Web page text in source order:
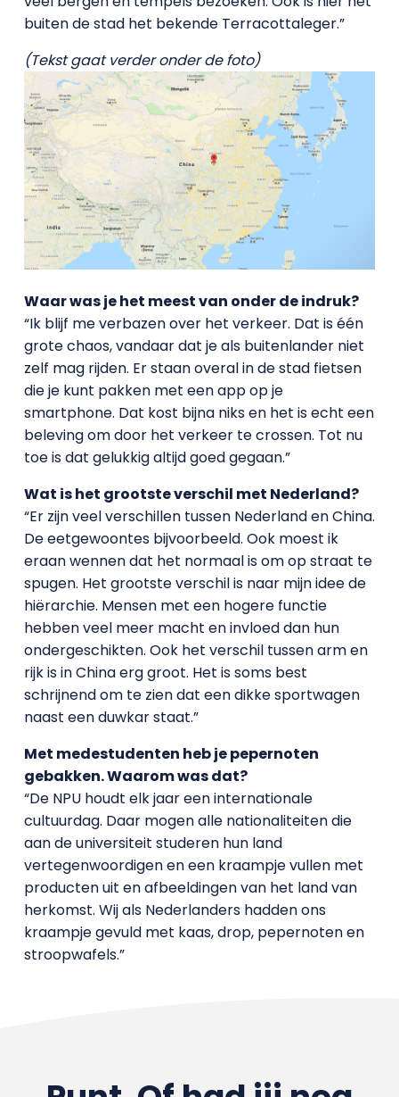
buiten de stad het bekende Terracottaleger.”
(Tekst gaat verder onder de foto)
Waar was je het meest van onder de indruk?
“Ik blijf me verbazen over het verkeer. Dat is één
grote chaos, vandaar dat je als buitenlander niet
zelf mag rijden. Er staan overal in de stad fietsen
die je kunt pakken met een app op je
smartphone. Dat kost bijna niks en het is echt een
beleving om door het verkeer te crossen. Tot nu
toe is dat gelukkig altijd goed gegaan.”
Wat is het grootste verschil met Nederland?
“Er zijn veel verschillen tussen Nederland en China.
De eetgewoontes bijvoorbeeld. Ook moest ik
eraan wennen dat het normaal is om op straat te
spugen. Het grootste verschil is naar mijn idee de
hiërarchie. Mensen met een hogere functie
hebben veel meer macht en invloed dan hun
ondergeschikten. Ook het verschil tussen arm en
rijk is in China erg groot. Het is soms best
schrijnend om te zien dat een dikke sportwagen
naast een duwkar staat.”
Met medestudenten heb je pepernoten
gebakken. Waarom was dat?
“De NPU houdt elk jaar een internationale
cultuurdag. Daar mogen alle nationaliteiten die
aan de universiteit studeren hun land
vertegenwoordigen en een kraampje vullen met
producten uit en afbeeldingen van het land van
herkomst. Wij als Nederlanders hadden ons
kraampje gevuld met kaas, drop, pepernoten en
stroopwafels.”